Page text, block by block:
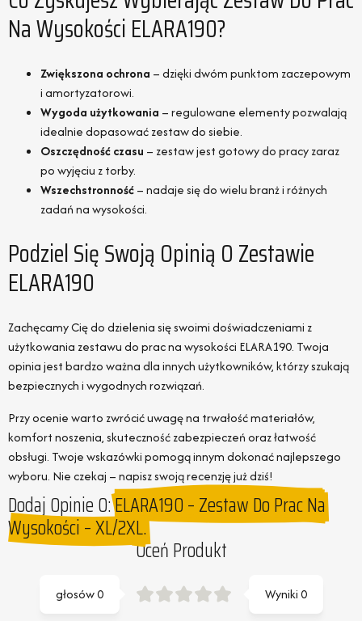
Na Wysokości ELARA190?
Zwiększona ochrona – dzięki dwóm punktom zaczepowym
i amortyzatorowi.
Wygoda użytkowania – regulowane elementy pozwalają
idealnie dopasować zestaw do siebie.
Oszczędność czasu – zestaw jest gotowy do pracy zaraz
po wyjęciu z torby.
Wszechstronność– nadaje się do wielu branż i różnych
zadań na wysokości.
Podziel Się Swoją Opinią O Zestawie
ELARA190
Zachęcamy Cię do dzielenia się swoimi doświadczeniami z
użytkowania zestawu do prac na wysokości ELARA190. Twoja
opinia jest bardzo ważna dla innych użytkowników, którzy szukają
bezpiecznych i wygodnych rozwiązań.
Przy ocenie warto zwrócić uwagę na trwałość materiałów,
komfort noszenia, skuteczność zabezpieczeń oraz łatwość
obsługi. Twoje wskazówki pomogą innym dokonać najlepszego
wyboru. Nie czekaj – napisz swoją recenzję już dziś!
Dodaj Opinie O:ELARA190 – Zestaw Do Prac Na
Wysokości – XL/2XL.
Oceń Produkt
Wyniki0
głosów0